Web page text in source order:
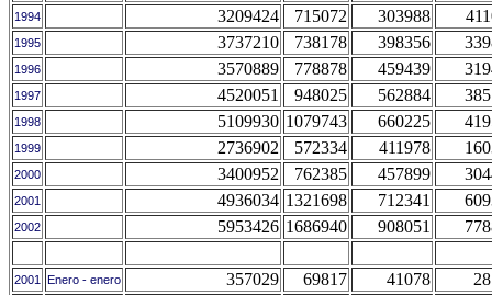
1994 3209424 715072 303988
1995 3737210 738178 398356
1996 3570889 778878 459439
1997 4520051 948025 562884
1998 5109930 1079743 660225
1999 2736902 572334 411978
2000 3400952 762385 457899
2001 4936034 1321698 712341
2002 5953426 1686940 908051
2001 Enero - enero 357029 69817 41078